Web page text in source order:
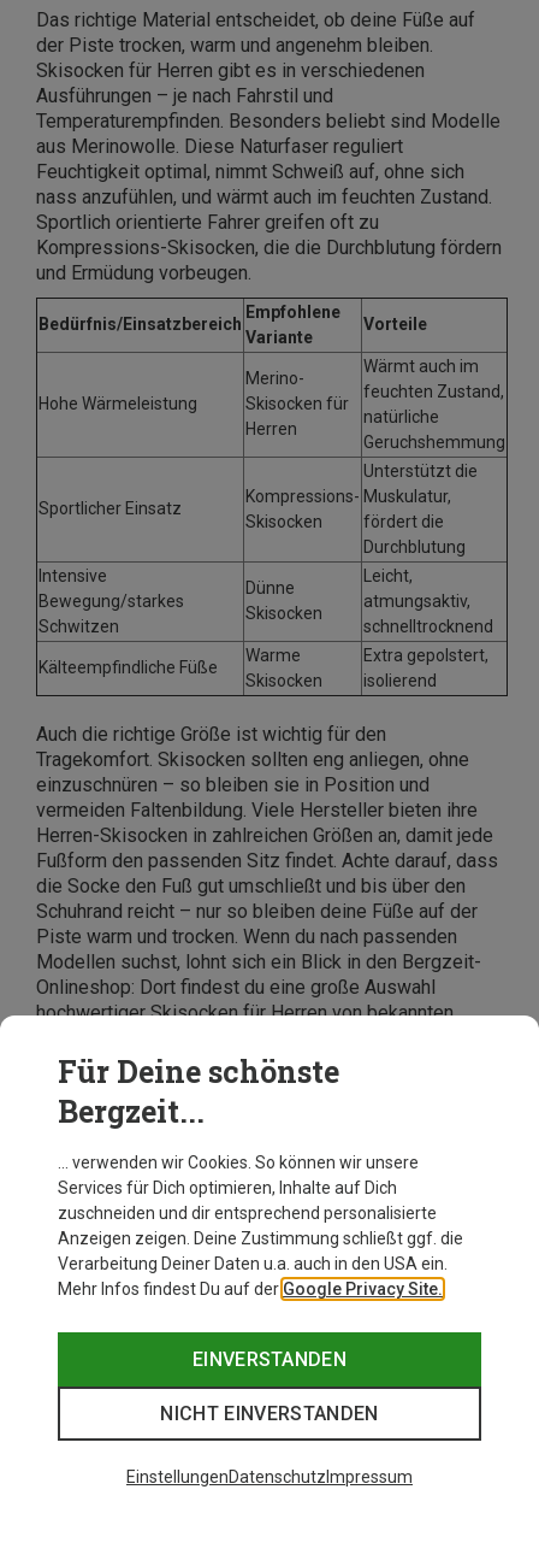
Das richtige Material entscheidet, ob deine Füße auf
der Piste trocken, warm und angenehm bleiben.
Skisocken für Herren gibt es in verschiedenen
Ausführungen – je nach Fahrstil und
Temperaturempfinden. Besonders beliebt sind Modelle
aus Merinowolle. Diese Naturfaser reguliert
Feuchtigkeit optimal, nimmt Schweiß auf, ohne sich
nass anzufühlen, und wärmt auch im feuchten Zustand.
Sportlich orientierte Fahrer greifen oft zu
Kompressions-Skisocken, die die Durchblutung fördern
und Ermüdung vorbeugen.
Bedürfnis/Einsatzbereich
Empfohlene
Variante
Vorteile
Hohe Wärmeleistung
Merino-
Skisocken für
Herren
Wärmt auch im
feuchten Zustand,
natürliche
Geruchshemmung
Sportlicher Einsatz
Kompressions-
Skisocken
Unterstützt die
Muskulatur,
fördert die
Durchblutung
Intensive
Bewegung/starkes
Schwitzen
Dünne
Skisocken
Leicht,
atmungsaktiv,
schnelltrocknend
Kälteempfindliche Füße
Warme
Skisocken
Extra gepolstert,
isolierend
Auch die richtige Größe ist wichtig für den
Tragekomfort. Skisocken sollten eng anliegen, ohne
einzuschnüren – so bleiben sie in Position und
vermeiden Faltenbildung. Viele Hersteller bieten ihre
Herren-Skisocken in zahlreichen Größen an, damit jede
Fußform den passenden Sitz findet. Achte darauf, dass
die Socke den Fuß gut umschließt und bis über den
Schuhrand reicht – nur so bleiben deine Füße auf der
Piste warm und trocken. Wenn du nach passenden
Modellen suchst, lohnt sich ein Blick in den Bergzeit-
Onlineshop: Dort findest du eine große Auswahl
hochwertiger Skisocken für Herren von bekannten
Passform, jedes Materialbedürfnis und jeden Anspruch.
Für Deine schönste
Bergzeit...
… verwenden wir Cookies. So können wir unsere
Services für Dich optimieren, Inhalte auf Dich
zuschneiden und dir entsprechend personalisierte
Anzeigen zeigen. Deine Zustimmung schließt ggf. die
Verarbeitung Deiner Daten u.a. auch in den USA ein.
Mehr Infos findest Du auf der Google Privacy Site.
EINVERSTANDEN
NICHT EINVERSTANDEN
EinstellungenDatenschutz Impressum